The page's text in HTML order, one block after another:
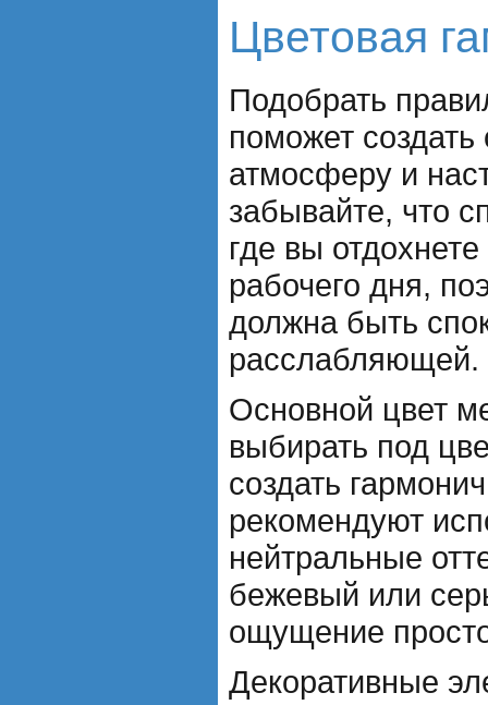
Цветовая
Подобрать
поможет
атмосферу и
забывайте, что
где вы
рабочего дня,
должна быть
расслабляющей.
Основной цвет
выбирать под
создать
рекомендуют
нейтральные
бежевый или
ощущение
Декоративные